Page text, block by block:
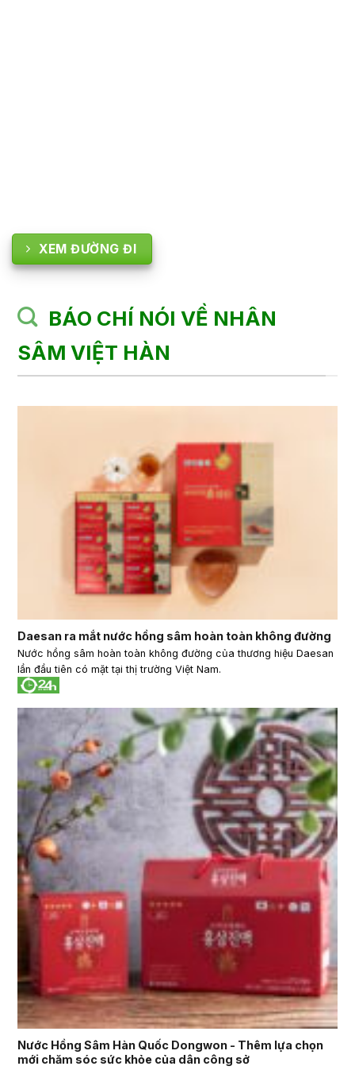
XEM ĐƯỜNG ĐI
BÁO CHÍ NÓI VỀ NHÂN
SÂM VIỆT HÀN
Daesan ra mắt nước hồng sâm hoàn toàn không đường
Nước hồng sâm hoàn toàn không đường của thương hiệu Daesan
lần đầu tiên có mặt tại thị trường Việt Nam.
Nước Hồng Sâm Hàn Quốc Dongwon - Thêm lựa chọn
mới chăm sóc sức khỏe của dân công sở